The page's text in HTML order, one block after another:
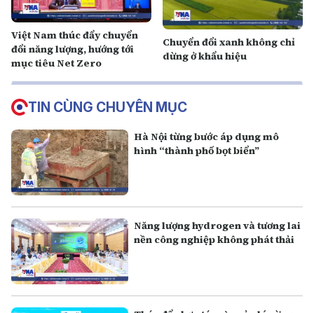
Việt Nam thúc đẩy chuyển
đổi năng lượng, hướng tới
mục tiêu Net Zero
Chuyển đổi xanh không chỉ
dừng ở khẩu hiệu
TIN CÙNG CHUYÊN MỤC
Hà Nội từng bước áp dụng mô
hình “thành phố bọt biển”
Năng lượng hydrogen và tương lai
nền công nghiệp không phát thải